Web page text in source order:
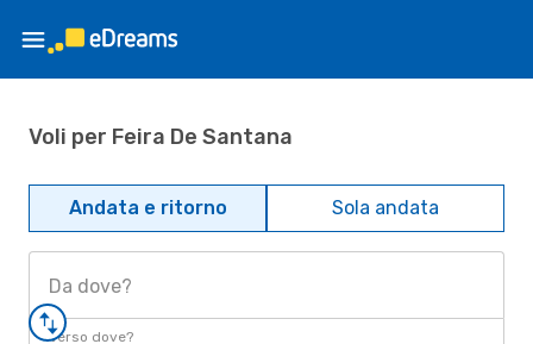
Voli per Feira De Santana
Andata e ritorno Sola andata
Da dove?
Verso dove?